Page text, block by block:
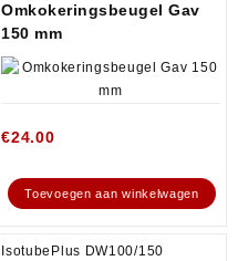
Omkokeringsbeugel Gav
150 mm
€24.00
Toevoegen aan winkelwagen
IsotubePlus DW100/150